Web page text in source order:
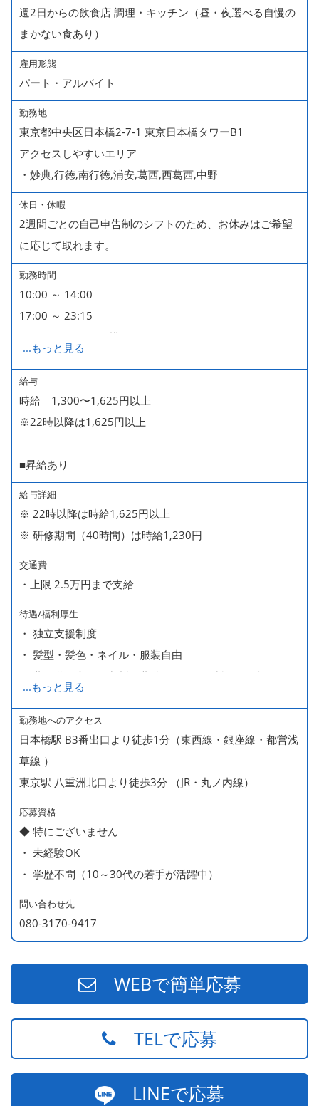
週2日からの飲食店 調理・キッチン（昼・夜選べる自慢の
まかない食あり）
雇用形態
パート・アルバイト
勤務地
東京都中央区日本橋2-7-1 東京日本橋タワーB1
アクセスしやすいエリア
・妙典,行徳,南行徳,浦安,葛西,西葛西,中野
休日・休暇
2週間ごとの自己申告制のシフトのため、お休みはご希望
に応じて取れます。
勤務時間
10:00 ～ 14:00
17:00 ～ 23:15
週2日・1日4h～で構いません。
■時短勤務制度あり
...もっと見る
給与
時給 1,300〜1,625円以上
※22時以降は1,625円以上
■昇給あり
給与詳細
※ 22時以降は時給1,625円以上
※ 研修期間（40時間）は時給1,230円
交通費
・上限 2.5万円まで支給
待遇/福利厚生
・ 独立支援制度
・ 髪型・髪色・ネイル・服装自由
・ 北海道や高知、九州、北陸などへの無料の研修旅行あり
ます
・ 無料の美味しい まかない食 あり
...もっと見る
勤務地へのアクセス
日本橋駅 B3番出口より徒歩1分（東西線・銀座線・都営浅
草線 ）
東京駅 八重洲北口より徒歩3分 （JR・丸ノ内線）
応募資格
◆ 特にございません
・ 未経験OK
・ 学歴不問（10～30代の若手が活躍中）
問い合わせ先
080-3170-9417
WEBで簡単応募
TELで応募
LINEで応募